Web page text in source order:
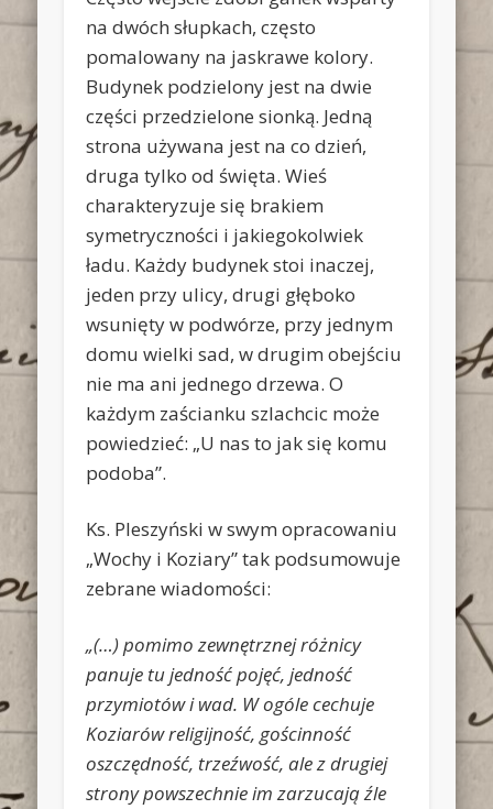
na dwóch słupkach, często
pomalowany na jaskrawe kolory.
Budynek podzielony jest na dwie
części przedzielone sionką. Jedną
strona używana jest na co dzień,
druga tylko od święta. Wieś
charakteryzuje się brakiem
symetryczności i jakiegokolwiek
ładu. Każdy budynek stoi inaczej,
jeden przy ulicy, drugi głęboko
wsunięty w podwórze, przy jednym
domu wielki sad, w drugim obejściu
nie ma ani jednego drzewa. O
każdym zaścianku szlachcic może
powiedzieć: „U nas to jak się komu
podoba”.
Ks. Pleszyński w swym opracowaniu
„Wochy i Koziary” tak podsumowuje
zebrane wiadomości:
„(…) pomimo zewnętrznej różnicy
panuje tu jedność pojęć, jedność
przymiotów i wad. W ogóle cechuje
Koziarów religijność, gościnność
oszczędność, trzeźwość, ale z drugiej
strony powszechnie im zarzucają źle